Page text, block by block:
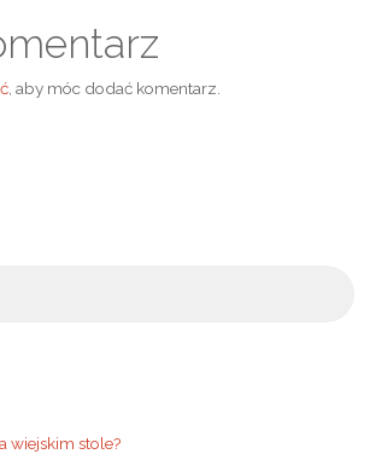
, aby móc dodać komentarz.
wiejskim stole?